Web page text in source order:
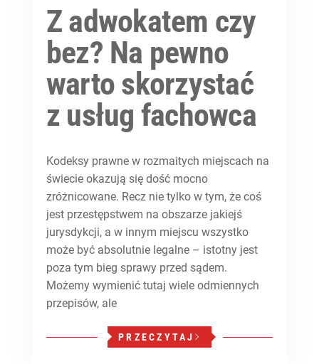
Z adwokatem czy
bez? Na pewno
warto skorzystać
z usług fachowca
Kodeksy prawne w rozmaitych miejscach na
świecie okazują się dość mocno
zróżnicowane. Recz nie tylko w tym, że coś
jest przestępstwem na obszarze jakiejś
jurysdykcji, a w innym miejscu wszystko
może być absolutnie legalne – istotny jest
poza tym bieg sprawy przed sądem.
Możemy wymienić tutaj wiele odmiennych
przepisów, ale
PRZECZYTAJ